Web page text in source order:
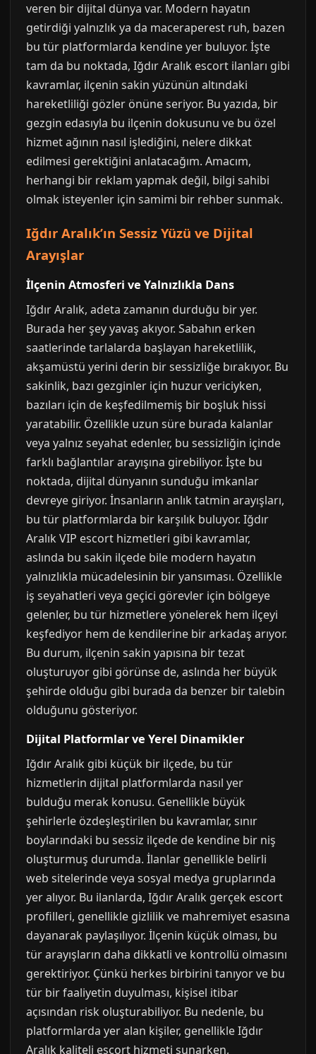
veren bir dijital dünya var. Modern hayatın
getirdiği yalnızlık ya da maceraperest ruh, bazen
bu tür platformlarda kendine yer buluyor. İşte
tam da bu noktada, Iğdır Aralık escort ilanları gibi
kavramlar, ilçenin sakin yüzünün altındaki
hareketliliği gözler önüne seriyor. Bu yazıda, bir
gezgin edasıyla bu ilçenin dokusunu ve bu özel
hizmet ağının nasıl işlediğini, nelere dikkat
edilmesi gerektiğini anlatacağım. Amacım,
herhangi bir reklam yapmak değil, bilgi sahibi
olmak isteyenler için samimi bir rehber sunmak.
Iğdır Aralık’ın Sessiz Yüzü ve Dijital
Arayışlar
İlçenin Atmosferi ve Yalnızlıkla Dans
Iğdır Aralık, adeta zamanın durduğu bir yer.
Burada her şey yavaş akıyor. Sabahın erken
saatlerinde tarlalarda başlayan hareketlilik,
akşamüstü yerini derin bir sessizliğe bırakıyor. Bu
sakinlik, bazı gezginler için huzur vericiyken,
bazıları için de keşfedilmemiş bir boşluk hissi
yaratabilir. Özellikle uzun süre burada kalanlar
veya yalnız seyahat edenler, bu sessizliğin içinde
farklı bağlantılar arayışına girebiliyor. İşte bu
noktada, dijital dünyanın sunduğu imkanlar
devreye giriyor. İnsanların anlık tatmin arayışları,
bu tür platformlarda bir karşılık buluyor. Iğdır
Aralık VIP escort hizmetleri gibi kavramlar,
aslında bu sakin ilçede bile modern hayatın
yalnızlıkla mücadelesinin bir yansıması. Özellikle
iş seyahatleri veya geçici görevler için bölgeye
gelenler, bu tür hizmetlere yönelerek hem ilçeyi
keşfediyor hem de kendilerine bir arkadaş arıyor.
Bu durum, ilçenin sakin yapısına bir tezat
oluşturuyor gibi görünse de, aslında her büyük
şehirde olduğu gibi burada da benzer bir talebin
olduğunu gösteriyor.
Dijital Platformlar ve Yerel Dinamikler
Iğdır Aralık gibi küçük bir ilçede, bu tür
hizmetlerin dijital platformlarda nasıl yer
bulduğu merak konusu. Genellikle büyük
şehirlerle özdeşleştirilen bu kavramlar, sınır
boylarındaki bu sessiz ilçede de kendine bir niş
oluşturmuş durumda. İlanlar genellikle belirli
web sitelerinde veya sosyal medya gruplarında
yer alıyor. Bu ilanlarda, Iğdır Aralık gerçek escort
profilleri, genellikle gizlilik ve mahremiyet esasına
dayanarak paylaşılıyor. İlçenin küçük olması, bu
tür arayışların daha dikkatli ve kontrollü olmasını
gerektiriyor. Çünkü herkes birbirini tanıyor ve bu
tür bir faaliyetin duyulması, kişisel itibar
açısından risk oluşturabiliyor. Bu nedenle, bu
platformlarda yer alan kişiler, genellikle Iğdır
Aralık kaliteli escort hizmeti sunarken,